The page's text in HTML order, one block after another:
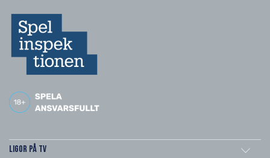
Ligor på TV